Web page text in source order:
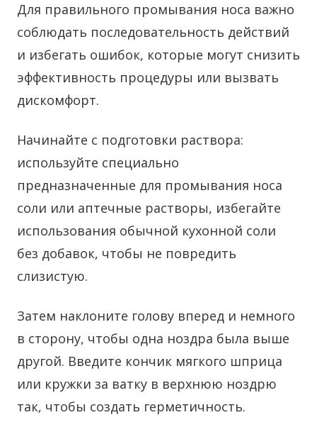
Для правильного промывания носа важно
соблюдать последовательность действий
и избегать ошибок, которые могут снизить
эффективность процедуры или вызвать
дискомфорт.
Начинайте с подготовки раствора:
используйте специально
предназначенные для промывания носа
соли или аптечные растворы, избегайте
использования обычной кухонной соли
без добавок, чтобы не повредить
слизистую.
Затем наклоните голову вперед и немного
в сторону, чтобы одна ноздра была выше
другой. Введите кончик мягкого шприца
или кружки за ватку в верхнюю ноздрю
так, чтобы создать герметичность.